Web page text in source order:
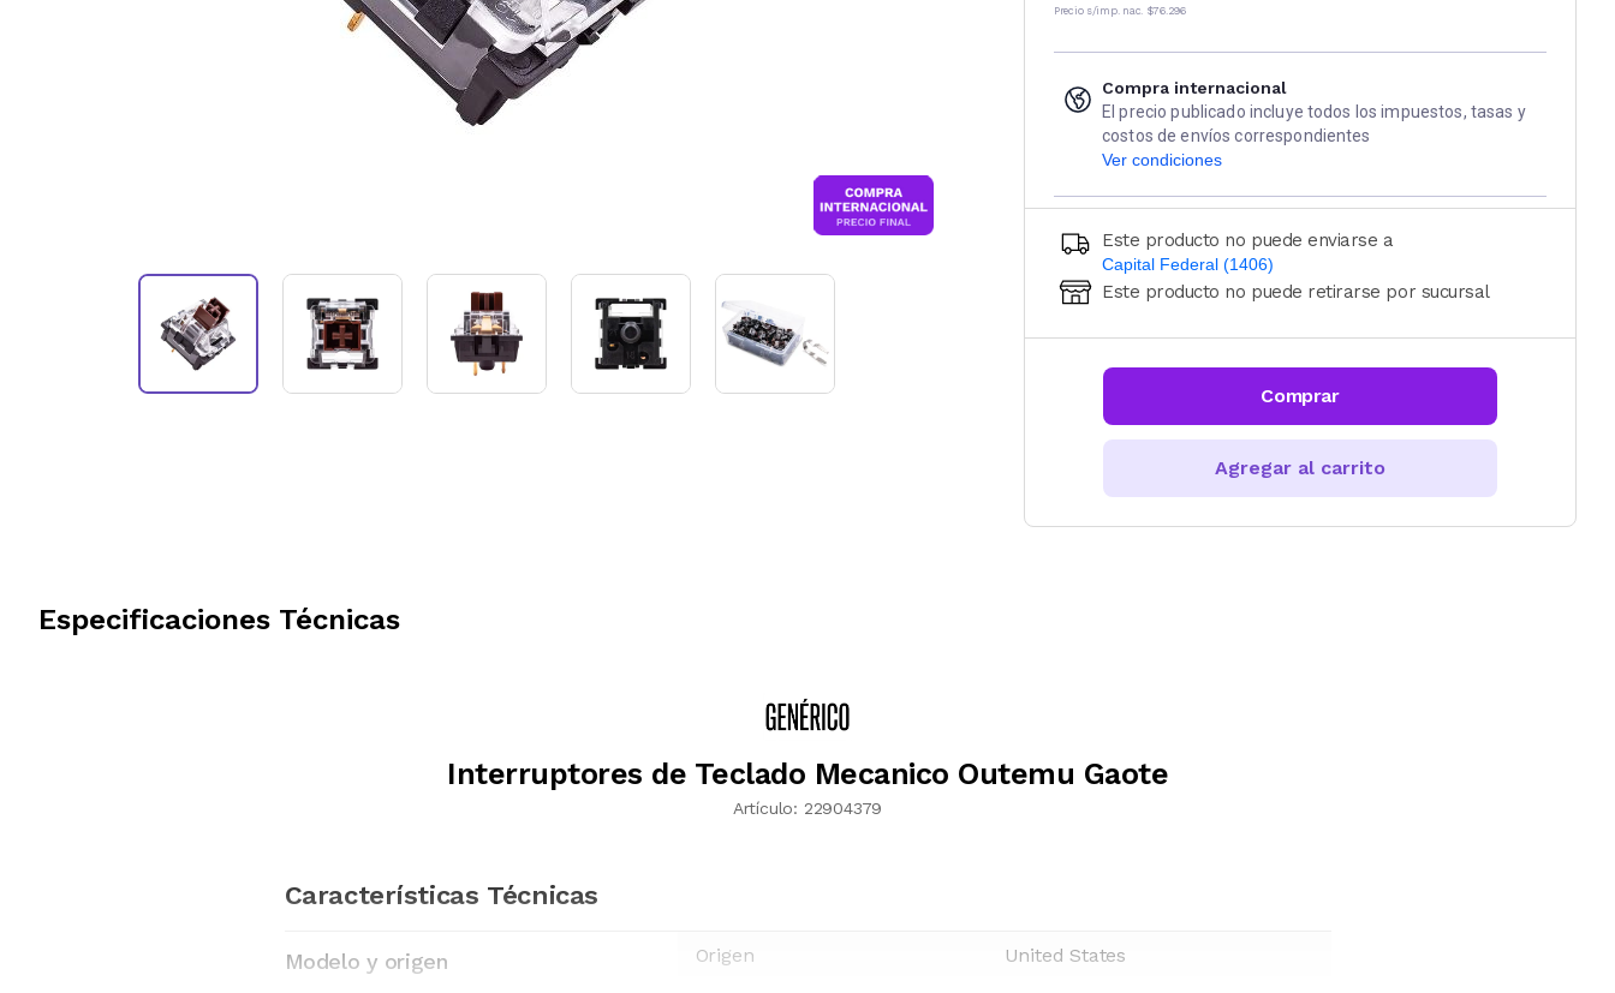
Precio s/imp. nac. $76.296
Compra internacional
El precio publicado incluye todos los impuestos, tasas y
costos de envíos correspondientes
Ver condiciones
Este producto no puede enviarse a
Capital Federal (1406)
Ingresá código postal (sólo números)
CALCULAR
Este producto no puede retirarse por sucursal
Comprar
Agregar al carrito
Especificaciones Técnicas
Interruptores de Teclado Mecanico Outemu Gaote
Artículo: 22904379
Características Técnicas
Modelo y origen Origen United States